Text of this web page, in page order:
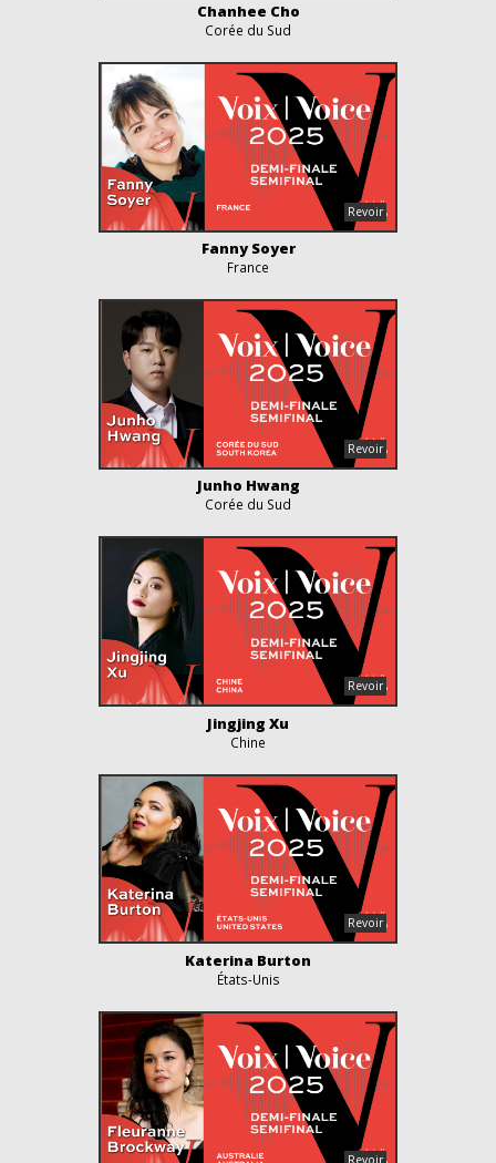
Chanhee Cho
Corée du Sud
Fanny Soyer
France
Junho Hwang
Corée du Sud
Jingjing Xu
Chine
Katerina Burton
États-Unis